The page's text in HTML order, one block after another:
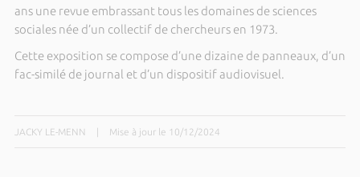
ans une revue embrassant tous les domaines de sciences
sociales née d’un collectif de chercheurs en 1973.
Cette exposition se compose d’une dizaine de panneaux, d’un
fac-similé de journal et d’un dispositif audiovisuel.
JACKY LE-MENN Mise à jour le 10/12/2024